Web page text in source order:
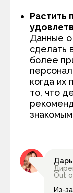
Растить
Данные о
сделать
более
когда их
то, что
знакомым.
Out
Из-